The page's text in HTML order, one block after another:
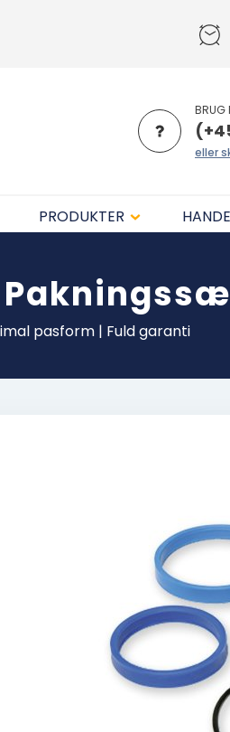
BRUG
eller
PRODUKTER
pasform | Fuld garanti